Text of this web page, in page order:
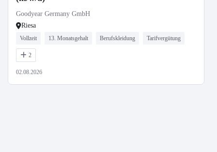
Goodyear Germany GmbH
Riesa
Vollzeit 13. Monatsgehalt Berufskleidung Tarifvergütung
2
02.08.2026